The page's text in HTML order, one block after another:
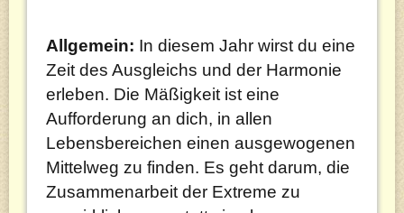
Allgemein: In diesem Jahr wirst du eine
Zeit des Ausgleichs und der Harmonie
erleben. Die Mäßigkeit ist eine
Aufforderung an dich, in allen
Lebensbereichen einen ausgewogenen
Mittelweg zu finden. Es geht darum, die
Zusammenarbeit der Extreme zu